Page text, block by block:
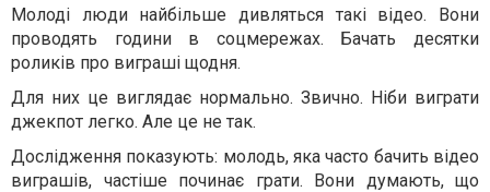
Молоді люди найбільше дивляться такі відео. Вони
проводять години в соцмережах. Бачать десятки
роликів про виграші щодня.
Для них це виглядає нормально. Звично. Ніби виграти
джекпот легко. Але це не так.
Дослідження показують: молодь, яка часто бачить відео
виграшів, частіше починає грати. Вони думають, що